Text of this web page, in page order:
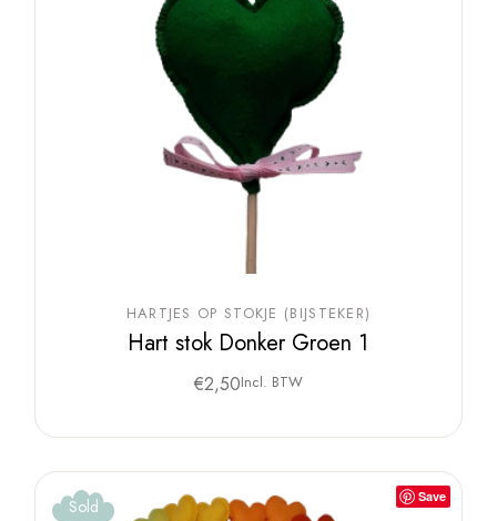
HARTJES OP STOKJE (BIJSTEKER)
Hart stok Donker Groen 1
€2,50Incl. BTW
Save
Sold